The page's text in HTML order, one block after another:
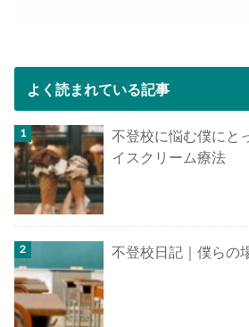
よく読まれている記事
不登校に悩む僕にと
イスクリーム療法
不登校日記｜僕らの